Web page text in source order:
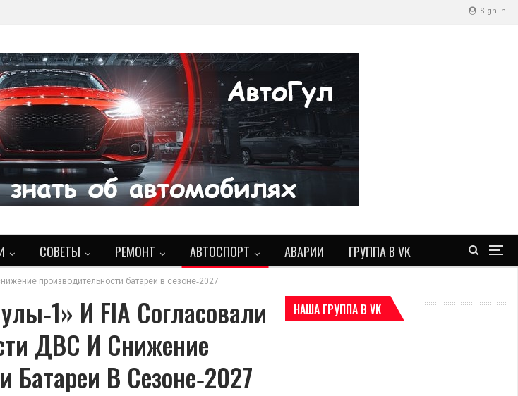
Sign In
СОВЕТЫ РЕМОНТ АВТОСПОРТ АВАРИИ ГРУППА В VK
производительности батареи в сезоне‑2027
И FIA Согласовали
ДВС И Снижение
Батареи В Сезоне‑2027
НАША ГРУППА В VK